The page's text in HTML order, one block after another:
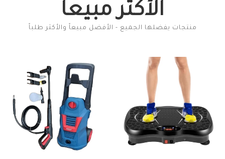
الأكثر مبيعاً
منتجات يفضلها الجميع - الأفضل مبيعاً والأكثر طلباً